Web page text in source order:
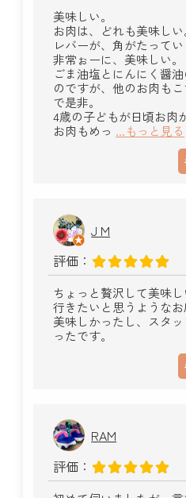
美味しい。
お肉は、どれも美味しい
レバーが、角がたってい
非常ぉーに、美味しい。
ごま油塩とにんにく醤
のですが、他のお肉も
で是非。
4歳の子どもが日頃お肉
お肉もめっ ...もっと見る
J M
評価：
ちょっと贅沢して美味
行きたいと思うようなお
美味しかったし、スタ
ったです。
RAM
評価：